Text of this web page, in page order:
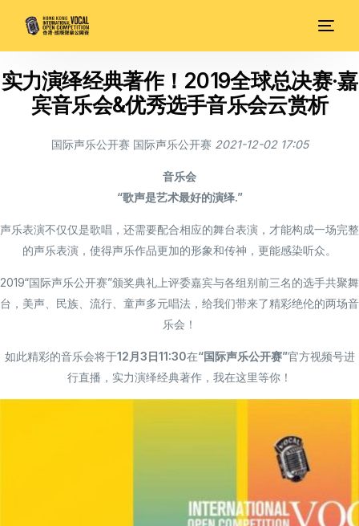
实力演绎经典著作！2019全球总决赛·嘉
宾音乐会&优秀选手音乐会云赏析
国际声乐公开赛 国际声乐公开赛 2021-12-02 17:05
音乐会
“歌声是艺术最好的演绎.”
声乐表演不仅仅是歌唱，还需要配合相应的舞台表演，才能构成一场完整
的声乐表演，使得声乐作品更加的形象和传神，更能感染听众。
2019“国际声乐公开赛”颁奖典礼上评委嘉宾与各组别前三名的选手共聚舞
台，美声、民族、流行、童声多元唱法， 给我们带来了精彩绝伦的两场音
乐会！
如此精彩的音乐会将于12月3日11:30在“国际声乐公开赛”官方视频号进
行直播， 实力演绎经典著作，我在这里等你！